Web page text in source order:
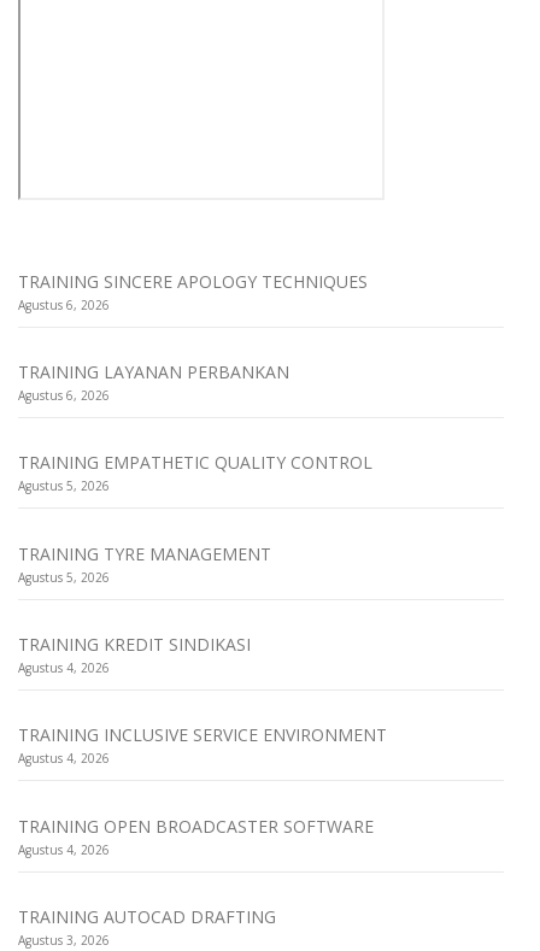
TRAINING SINCERE APOLOGY TECHNIQUES
Agustus 6, 2026
TRAINING LAYANAN PERBANKAN
Agustus 6, 2026
TRAINING EMPATHETIC QUALITY CONTROL
Agustus 5, 2026
TRAINING TYRE MANAGEMENT
Agustus 5, 2026
TRAINING KREDIT SINDIKASI
Agustus 4, 2026
TRAINING INCLUSIVE SERVICE ENVIRONMENT
Agustus 4, 2026
TRAINING OPEN BROADCASTER SOFTWARE
Agustus 4, 2026
TRAINING AUTOCAD DRAFTING
Agustus 3, 2026